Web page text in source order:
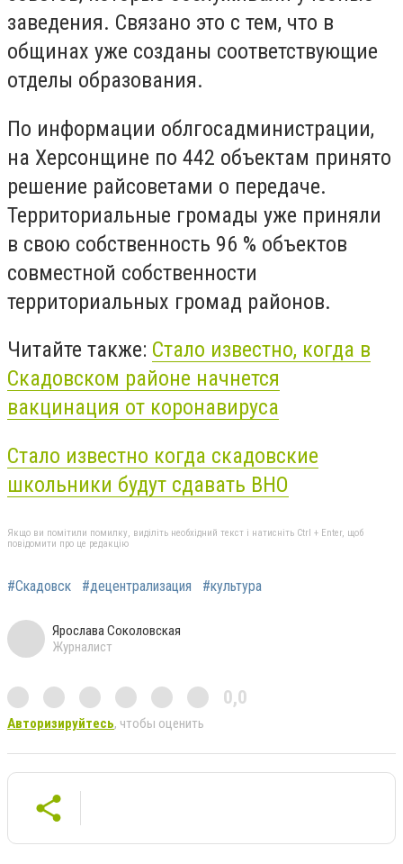
заведения. Связано это с тем, что в
общинах уже созданы соответствующие
отделы образования.
По информации облгосадминистрации,
на Херсонщине по 442 объектам принято
решение райсоветами о передаче.
Территориальные громады уже приняли
в свою собственность 96 % объектов
совместной собственности
территориальных громад районов.
Читайте также: Стало известно, когда в
Скадовском районе начнется
вакцинация от коронавируса
Стало известно когда скадовские
школьники будут сдавать ВНО
Якщо ви помітили помилку, виділіть необхідний текст і натисніть Ctrl + Enter, щоб
повідомити про це редакцію
#Скадовск #децентрализация #культура
Ярослава Соколовская
Журналист
0,0
Авторизируйтесь, чтобы оценить